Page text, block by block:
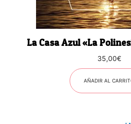
La Casa Azul «La
35,00€
AÑADIR AL